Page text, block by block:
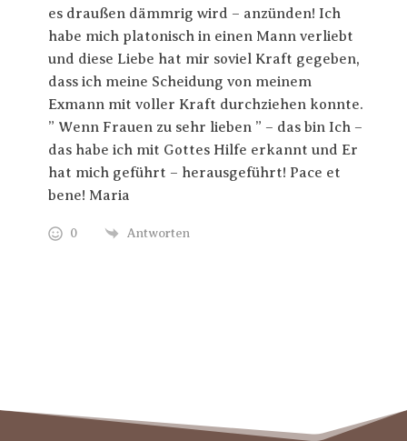
es draußen dämmrig wird – anzünden! Ich
habe mich platonisch in einen Mann verliebt
und diese Liebe hat mir soviel Kraft gegeben,
dass ich meine Scheidung von meinem
Exmann mit voller Kraft durchziehen konnte.
” Wenn Frauen zu sehr lieben ” – das bin Ich –
das habe ich mit Gottes Hilfe erkannt und Er
hat mich geführt – herausgeführt! Pace et
bene! Maria
0 Antworten